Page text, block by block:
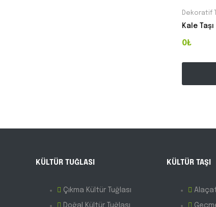
Dekoratif
Kale
0₺
KÜLTÜR TUĞLASI
Çıkma Kültür Tuğlası
Doğal Kültür Tuğlası
KÜLTÜR TAŞI